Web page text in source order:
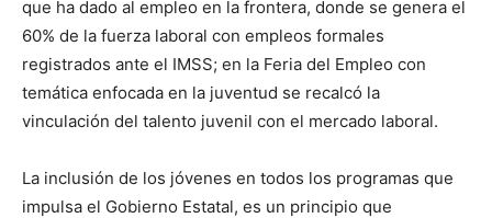
que ha dado al empleo en la frontera, donde se genera el
60% de la fuerza laboral con empleos formales
registrados ante el IMSS; en la Feria del Empleo con
temática enfocada en la juventud se recalcó la
vinculación del talento juvenil con el mercado laboral.
La inclusión de los jóvenes en todos los programas que
impulsa el Gobierno Estatal, es un principio que